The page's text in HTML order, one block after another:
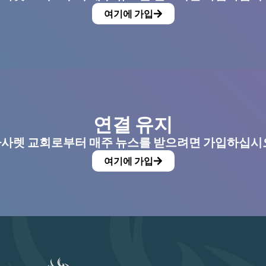
여기에 가입
연결 유지
렛 교회로부터 매주 뉴스를 받으려면 가입하십시
여기에 가입